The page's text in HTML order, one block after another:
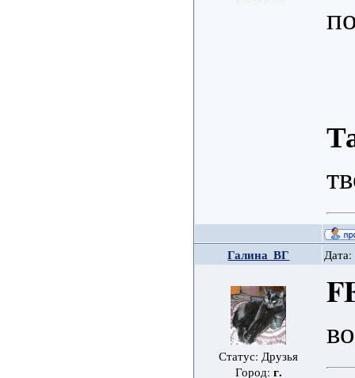
Галина_ВГ
Статус: Друзья
Город: г.